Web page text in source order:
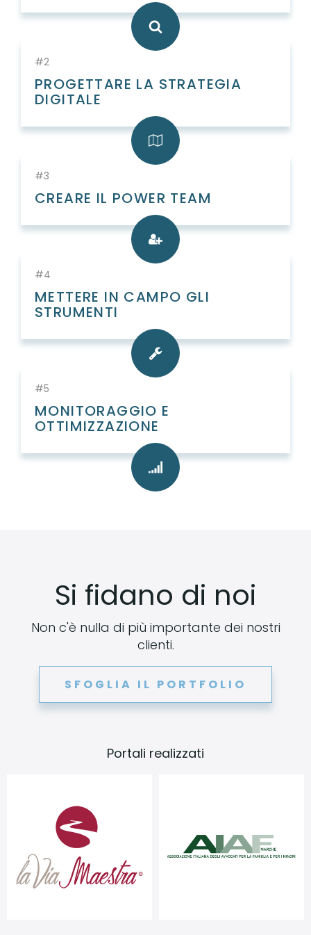
#2
PROGETTARE LA STRATEGIA
DIGITALE
#3
CREARE IL POWER TEAM
#4
METTERE IN CAMPO GLI
STRUMENTI
#5
MONITORAGGIO E
OTTIMIZZAZIONE
Si fidano di noi
Non c'è nulla di più importante dei nostri
clienti.
SFOGLIA IL PORTFOLIO
Portali realizzati